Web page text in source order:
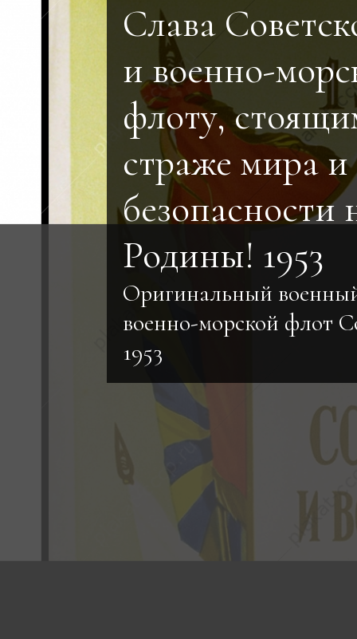
Слава
и военно-
флоту,
страже мира и
безопасности
Родины! 1953
Оригинальный
военно-морской флот
1953